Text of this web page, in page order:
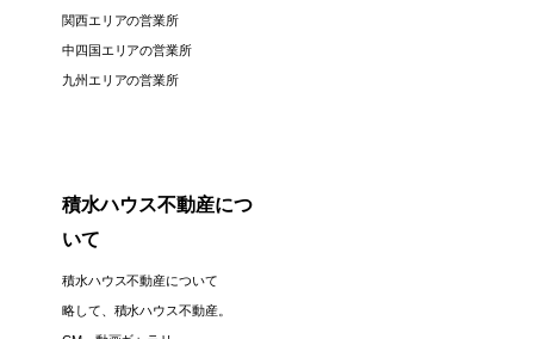
関西エリアの営業所
中四国エリアの営業所
九州エリアの営業所
積水ハウス不動産につ
いて
積水ハウス不動産について
略して、積水ハウス不動産。